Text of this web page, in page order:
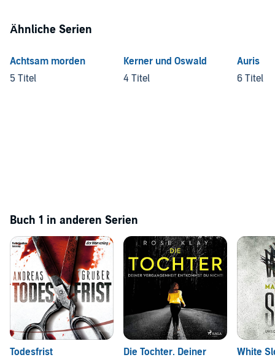
Ähnliche Serien
Achtsam morden
5 Titel
Kerner und Oswald
4 Titel
Auris
6 Titel
Buch 1 in anderen Serien
Todesfrist
Die Tochter. Deiner
White